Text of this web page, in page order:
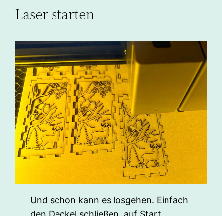
Laser starten
Und schon kann es losgehen. Einfach